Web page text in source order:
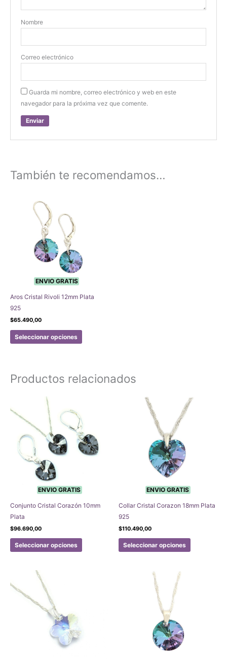
Nombre
Correo electrónico
Guarda mi nombre, correo electrónico y web en este
navegador para la próxima vez que comente.
También te recomendamos…
ENVIO GRATIS
Aros Cristal Rivoli 12mm Plata
925
$65.490,00
Seleccionar opciones
Este
producto
variantes.
pueden
elegir
en
la
producto
Productos relacionados
ENVIO GRATIS
Conjunto Cristal Corazón 10mm
Plata
$96.690,00
Seleccionar opciones
Este
producto
ENVIO GRATIS
Collar Cristal Corazon 18mm Plata
925
$110.490,00
Seleccionar opciones
Este
producto